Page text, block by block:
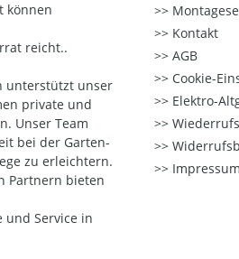
können
reicht..
unterstützt unser
private und
Unser Team
bei der Garten-
zu erleichtern.
Partnern bieten
und Service in
Kontakt
AGB
Cookie-
Elektro-
Impressum